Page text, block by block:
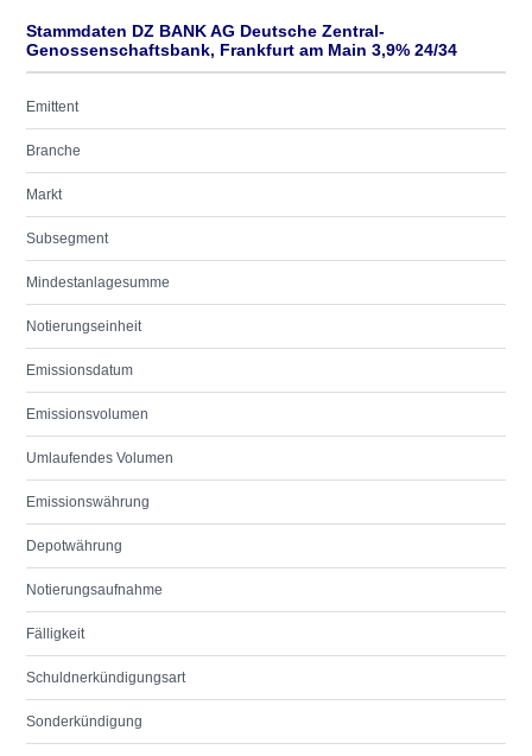
Stammdaten DZ BANK AG Deutsche Zentral-
Genossenschaftsbank, Frankfurt am Main 3,9% 24/34
Emittent
Branche
Markt
Subsegment
Mindestanlagesumme
Notierungseinheit
Emissionsdatum
Emissionsvolumen
Umlaufendes Volumen
Emissionswährung
Depotwährung
Notierungsaufnahme
Fälligkeit
Schuldnerkündigungsart
Sonderkündigung